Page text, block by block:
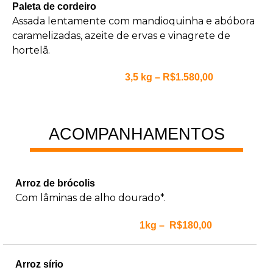
Paleta de cordeiro
Assada lentamente com mandioquinha e abóbora
caramelizadas, azeite de ervas e vinagrete de
hortelã.
3,5 kg – R$1.580,00
ACOMPANHAMENTOS
Arroz de brócolis
Com lâminas de alho dourado*.
1kg – R$180,00
Arroz sírio